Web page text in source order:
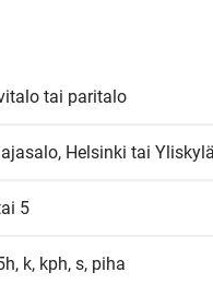
tai paritalo
Helsinki tai
5
k, kph, s, piha